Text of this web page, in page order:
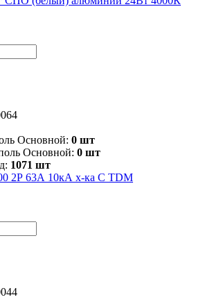
Основной: 0 шт
Основной: 0 шт
1071 шт
2Р 63А 10кА х-ка С TDM